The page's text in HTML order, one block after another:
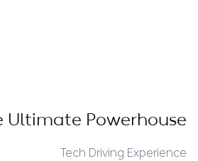
Ultimate Powerhouse
Tech Driving Experience